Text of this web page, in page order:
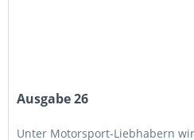
Ausgabe 26
Unter Motorsport-Liebhabern